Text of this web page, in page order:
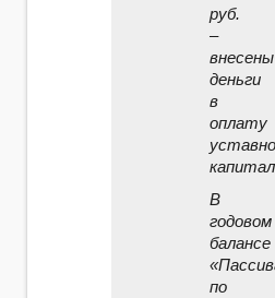
руб.
–
внесены
деньги
в
оплату
В
годовом
балансе
по